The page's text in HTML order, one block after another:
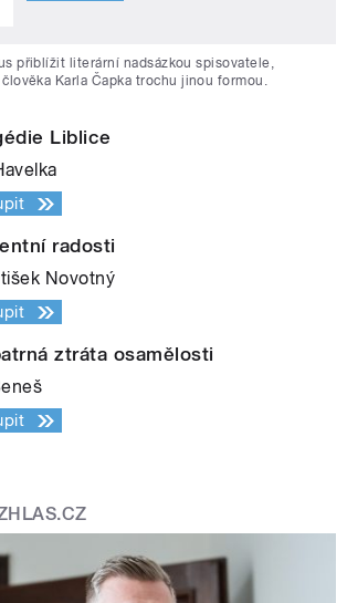
přiblížit literární nadsázkou spisovatele,
Karla Čapka trochu jinou formou.
Liblice
radosti
Novotný
ztráta osamělosti